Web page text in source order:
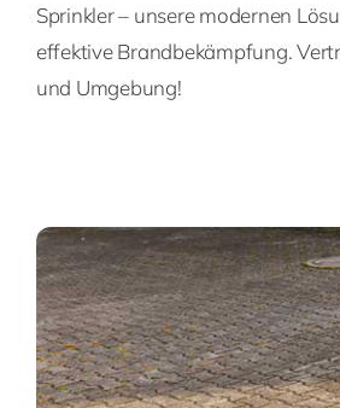
Sprinkler – unsere modernen
effektive Brandbekämpfung.
und Umgebung!